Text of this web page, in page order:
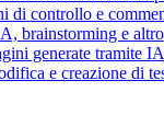
di controllo e
brainstorming e altro
generate tramite
e creazione di